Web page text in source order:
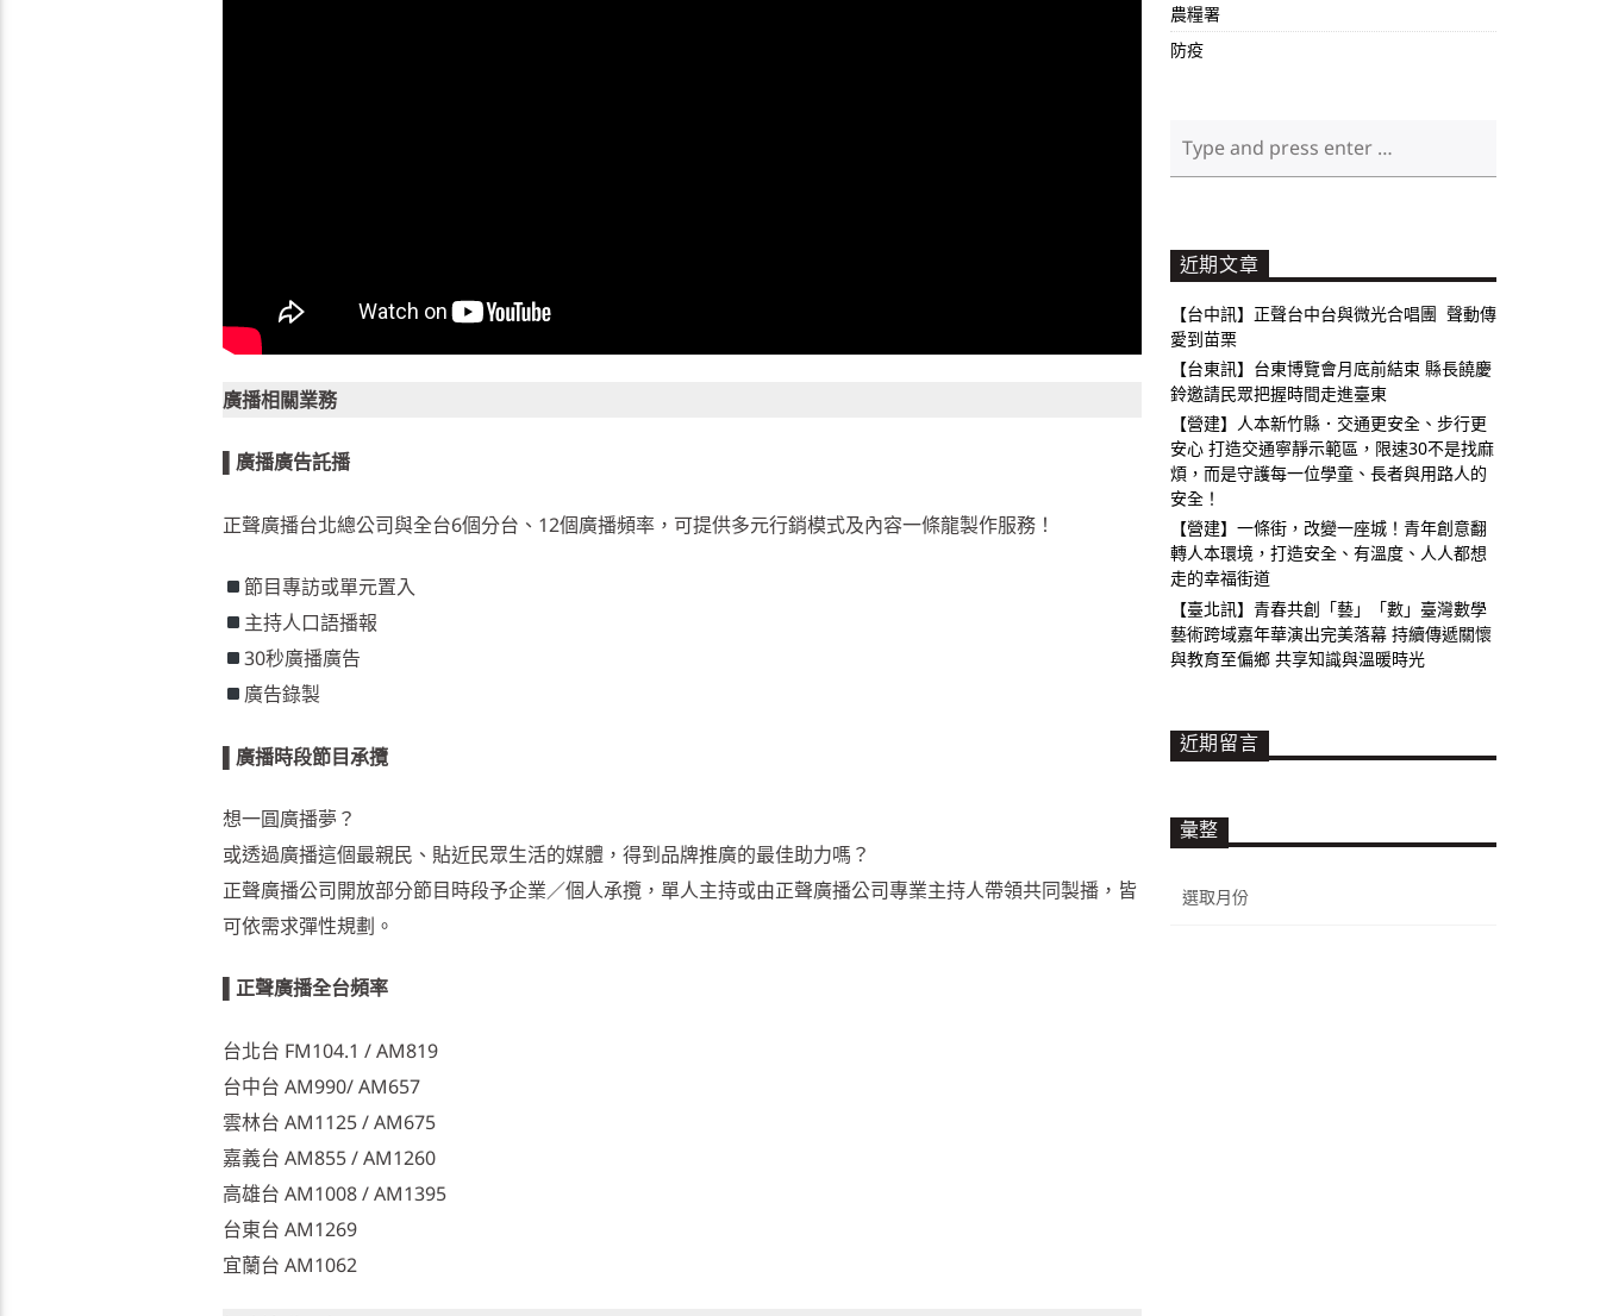
廣播相關業務
廣播廣告託播
正聲廣播台北總公司與全台6個分台、12個廣播頻率，可提供多元行銷模式及內容一條龍製作服務！
節目專訪或單元置入
主持人口語播報
30秒廣播廣告
廣告錄製
廣播時段節目承攬
想一圓廣播夢？
或透過廣播這個最親民、貼近民眾生活的媒體，得到品牌推廣的最佳助力嗎？
正聲廣播公司開放部分節目時段予企業／個人承攬，單人主持或由正聲廣播公司專業主持人帶領共同製播，皆
可依需求彈性規劃。
▌正聲廣播全台頻率
台北台 FM104.1 / AM819
台中台 AM990/ AM657
雲林台 AM1125 / AM675
嘉義台 AM855 / AM1260
高雄台 AM1008 / AM1395
台東台 AM1269
宜蘭台 AM1062
農糧署
防疫
近期文章
【台中訊】正聲台中台與微光合唱團 聲動傳
愛到苗栗
【台東訊】台東博覽會月底前結束 縣長饒慶
鈴邀請民眾把握時間走進臺東
【營建】人本新竹縣．交通更安全、步行更
安心 打造交通寧靜示範區，限速30不是找麻
煩，而是守護每一位學童、長者與用路人的
安全！
【營建】一條街，改變一座城！青年創意翻
轉人本環境，打造安全、有溫度、人人都想
走的幸福街道
【臺北訊】青春共創「藝」「數」臺灣數學
藝術跨域嘉年華演出完美落幕 持續傳遞關懷
與教育至偏鄉 共享知識與溫暖時光
近期留言
彙整
整